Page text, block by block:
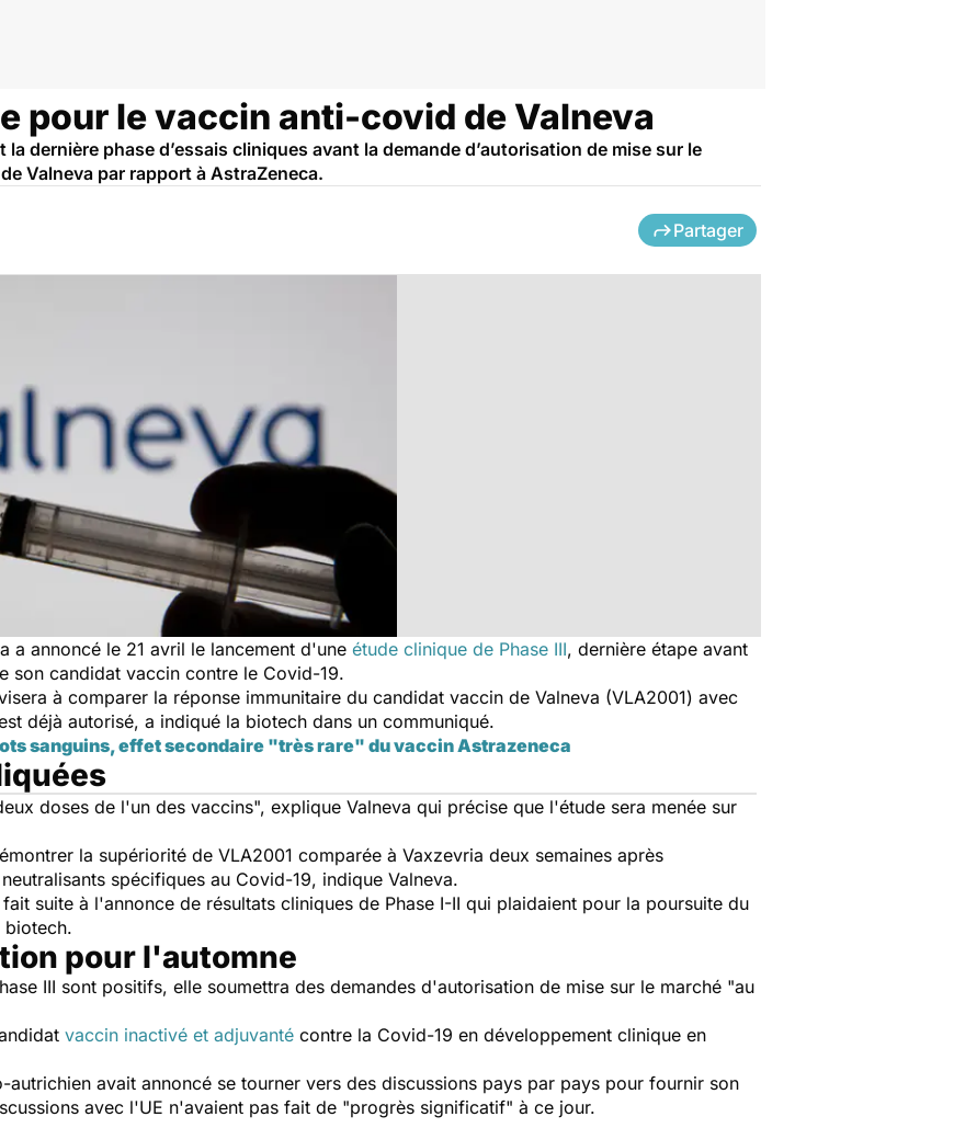
pour le vaccin anti-covid de Valneva
dernière phase d’essais cliniques avant la demande d’autorisation de mise sur le
Valneva par rapport à AstraZeneca.
Partager
a annoncé le 21 avril le lancement d'une étude clinique de Phase III, dernière étape avant
son candidat vaccin contre le Covid-19.
à comparer la réponse immunitaire du candidat vaccin de Valneva (VLA2001) avec
déjà autorisé, a indiqué la biotech dans un communiqué.
sanguins, effet secondaire "très rare" du vaccin Astrazeneca
doses de l'un des vaccins", explique Valneva qui précise que l'étude sera menée sur
la supériorité de VLA2001 comparée à Vaxzevria deux semaines après
spécifiques au Covid-19, indique Valneva.
suite à l'annonce de résultats cliniques de Phase I-II qui plaidaient pour la poursuite du
biotech.
pour l'automne
III sont positifs, elle soumettra des demandes d'autorisation de mise sur le marché "au
vaccin inactivé et adjuvanté contre la Covid-19 en développement clinique en
avait annoncé se tourner vers des discussions pays par pays pour fournir son
avec l'UE n'avaient pas fait de "progrès significatif" à ce jour.